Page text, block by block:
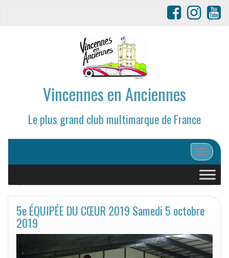
Vincennes en Anciennes
Le plus grand club multimarque de France
Afficher/
5e ÉQUIPÉE DU CŒUR 2019 Samedi 5 octobre
2019